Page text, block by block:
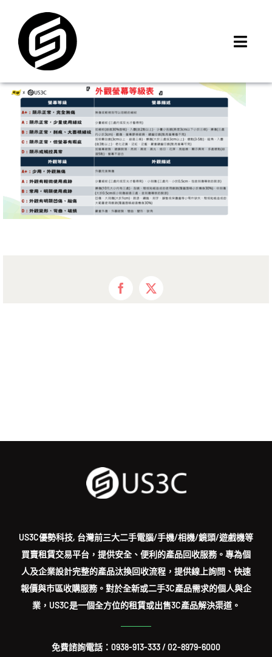
content
門市據點
iMCheck APP
iPhone 回收價
線上商城
3C租賃
MSI 舊換新
Facebook
X
US3C優勢科技, 台灣前三大二手電腦/手機/相機/鏡頭/遊戲機等
買賣租賃交易平台，提供安全、便利的產品回收服務。專為個
人及企業設計完整的產品汰換回收流程，提供線上詢問、快速
報價與市區收購服務。對於全新或二手3C產品需求的個人與企
業，US3C是一個全方位的租賃或出售3C產品解決渠道。
免費諮詢電話： 0938-913-333/02-8979-6000